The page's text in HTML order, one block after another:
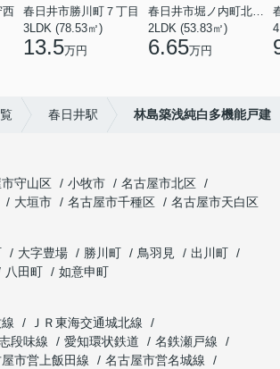
西
春日井市勝川町７丁目
3LDK (78.53㎡)
13.5万円
春日井市堀ノ内町北１丁目
2LDK (53.83㎡)
6.65万円
春日井駅 林島築浅純白多機能戸建
守山区 小牧市
名古屋市北区
大垣市 名古屋市千種区
名古屋市天白区
大字豊場 勝川町 鳥羽見
出川町
八田町
如意申町
ＪＲ東海交通城北線
段味線
愛知環状鉄道
名鉄瀬戸線
市営上飯田線
名古屋市営名城線